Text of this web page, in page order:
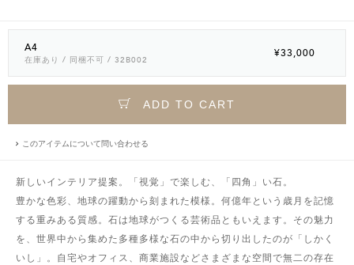
A4
在庫あり / 同梱不可 / 32B002
¥33,000
ADD TO CART
このアイテムについて問い合わせる
新しいインテリア提案。「視覚」で楽しむ、「四角」い石。
豊かな色彩、地球の躍動から刻まれた模様。何億年という歳月を記憶
する重みある質感。石は地球がつくる芸術品ともいえます。その魅力
を、世界中から集めた多種多様な石の中から切り出したのが「しかく
いし」。自宅やオフィス、商業施設などさまざまな空間で無二の存在